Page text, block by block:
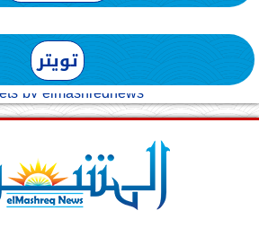
تويتر
by elmashreqnews